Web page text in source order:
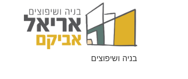
בניה ושיפוצים